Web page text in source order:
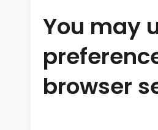
You may
browser